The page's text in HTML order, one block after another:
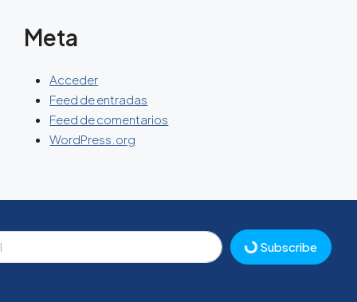
Meta
Acceder
Feed de entradas
Feed de comentarios
WordPress.org
Subscribe